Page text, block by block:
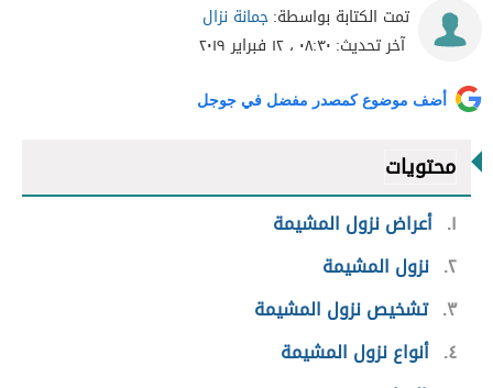
تمت الكتابة بواسطة:جمانة نزال
آخر تحديث: ٠٨:٣٠ ، ١٢ فبراير ٢٠١٩
أضف موضوع كمصدر مفضل في جوجل
محتويات
١ أعراض نزول المشيمة
٢ نزول المشيمة
٣ تشخيص نزول المشيمة
٤ أنواع نزول المشيمة